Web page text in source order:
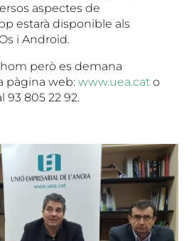
aspectes de
estarà disponible als
i Android.
però es demana
pàgina web:www.uea.cato
93 805 22 92.